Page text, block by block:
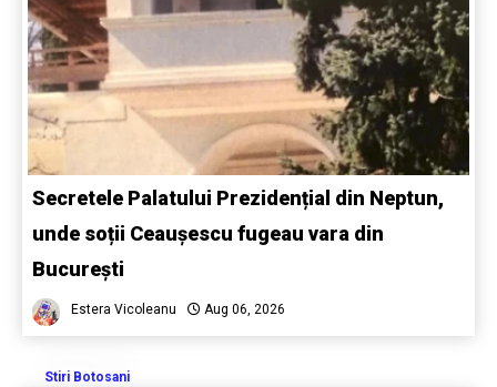
Secretele Palatului Prezidențial din Neptun,
unde soții Ceaușescu fugeau vara din
București
Estera Vicoleanu Aug 06, 2026
Stiri Botosani